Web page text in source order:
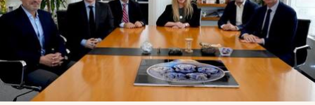
El Cronista Studio
Mediakit
abre en nueva pestaña
Argentina